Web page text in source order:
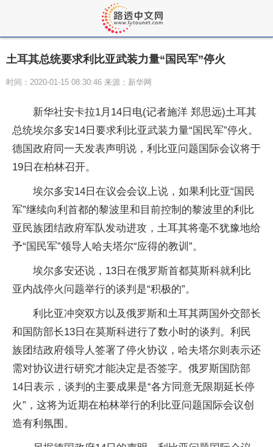
土耳其总统要求利比亚武装力量“国民军”停火
时间：2020-01-15 08:30:46 来源：新华网
新华社安卡拉1月14日电(记者施洋 郑思远)土耳其
总统埃尔多安14日要求利比亚武装力量“国民军”停火。
德国政府同一天发表声明说，利比亚问题国际会议将于
19日在柏林召开。
埃尔多安14日在议会会议上说，如果利比亚“国民
军”继续向利首都的黎波里和目前控制的黎波里的利比
亚民族团结政府军队发动进攻，土耳其将毫不犹豫地给
予“国民军”领导人哈夫塔尔“应得的教训”。
埃尔多安还说，13日在俄罗斯首都莫斯科就利比
亚内战停火问题举行的谈判是“积极的”。
利比亚冲突双方以及俄罗斯和土耳其两国外交部长
和国防部长13日在莫斯科进行了数小时的谈判。利民
族团结政府领导人签署了停火协议，哈夫塔尔则表示还
需对协议进行研究才能决定是否签字。俄罗斯国防部
14日表示，谈判的主要成果是“各方同意无限期延长停
火”，这将为近期在柏林举行的利比亚问题国际会议创
造有利氛围。